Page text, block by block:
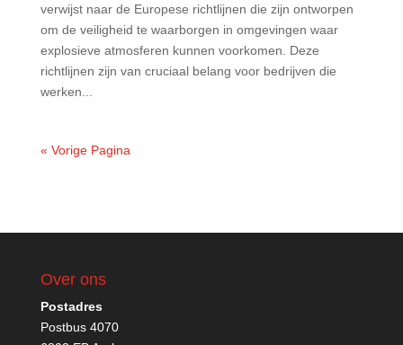
verwijst naar de Europese richtlijnen die zijn ontworpen
om de veiligheid te waarborgen in omgevingen waar
explosieve atmosferen kunnen voorkomen. Deze
richtlijnen zijn van cruciaal belang voor bedrijven die
werken...
« Vorige Pagina
Over ons
Postadres
Postbus 4070